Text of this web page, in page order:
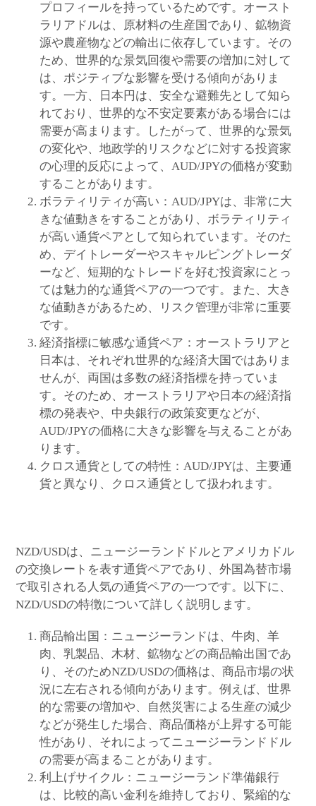
プロフィールを持っているためです。オースト
ラリアドルは、原材料の生産国であり、鉱物資
源や農産物などの輸出に依存しています。その
ため、世界的な景気回復や需要の増加に対して
は、ポジティブな影響を受ける傾向がありま
す。一方、日本円は、安全な避難先として知ら
れており、世界的な不安定要素がある場合には
需要が高まります。したがって、世界的な景気
の変化や、地政学的リスクなどに対する投資家
の心理的反応によって、AUD/JPYの価格が変動
することがあります。
ボラティリティが高い：AUD/JPYは、非常に大
きな値動きをすることがあり、ボラティリティ
が高い通貨ペアとして知られています。そのた
め、デイトレーダーやスキャルピングトレーダ
ーなど、短期的なトレードを好む投資家にとっ
ては魅力的な通貨ペアの一つです。また、大き
な値動きがあるため、リスク管理が非常に重要
です。
経済指標に敏感な通貨ペア：オーストラリアと
日本は、それぞれ世界的な経済大国ではありま
せんが、両国は多数の経済指標を持っていま
す。そのため、オーストラリアや日本の経済指
標の発表や、中央銀行の政策変更などが、
AUD/JPYの価格に大きな影響を与えることがあ
ります。
クロス通貨としての特性：AUD/JPYは、主要通
貨と異なり、クロス通貨として扱われます。
NZD/USDは、ニュージーランドドルとアメリカドル
の交換レートを表す通貨ペアであり、外国為替市場
で取引される人気の通貨ペアの一つです。以下に、
NZD/USDの特徴について詳しく説明します。
商品輸出国：ニュージーランドは、牛肉、羊
肉、乳製品、木材、鉱物などの商品輸出国であ
り、そのためNZD/USDの価格は、商品市場の状
況に左右される傾向があります。例えば、世界
的な需要の増加や、自然災害による生産の減少
などが発生した場合、商品価格が上昇する可能
性があり、それによってニュージーランドドル
の需要が高まることがあります。
利上げサイクル：ニュージーランド準備銀行
は、比較的高い金利を維持しており、緊縮的な